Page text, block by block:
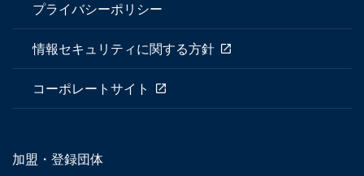
プライバシーポリシー
情報セキュリティに関する方針
コーポレートサイト
加盟・登録団体